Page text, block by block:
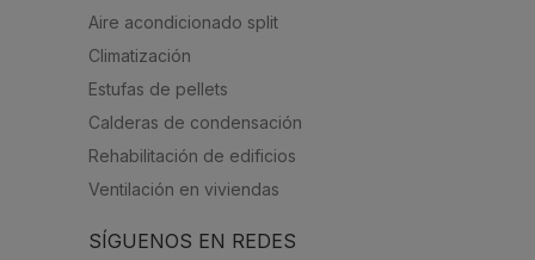
Aire acondicionado split
Climatización
Estufas de pellets
Calderas de condensación
Rehabilitación de edificios
Ventilación en viviendas
SÍGUENOS EN REDES